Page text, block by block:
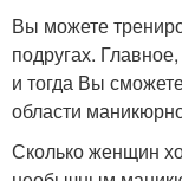
Вы можете
подругах.
и тогда Вы
области
Сколько женщин